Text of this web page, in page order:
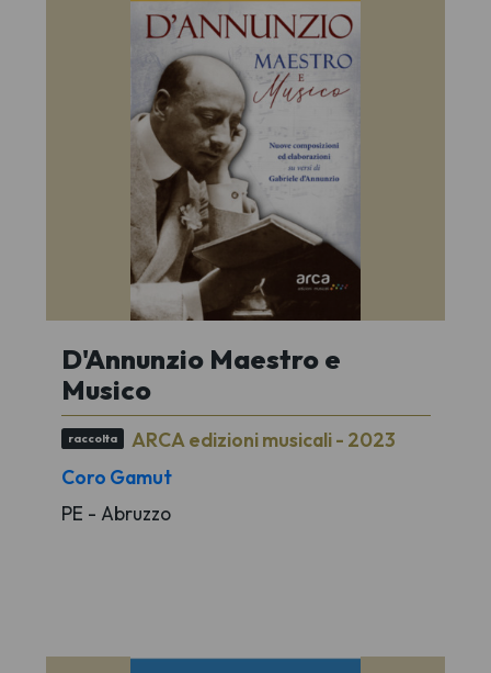
D'Annunzio Maestro e
Musico
raccolta
ARCA edizioni musicali - 2023
Coro Gamut
PE - Abruzzo